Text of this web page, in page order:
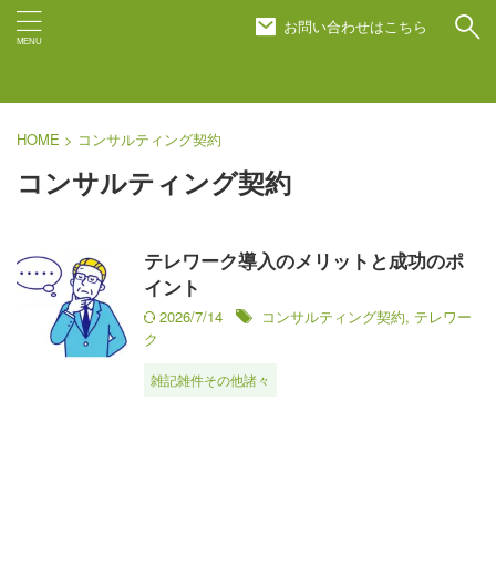
お問い合わせはこちら
HOME > コンサルティング契約
コンサルティング契約
テレワーク導入のメリットと成功のポ
イント
2026/7/14
コンサルティング契約, テレワー
ク
雑記雑件その他諸々